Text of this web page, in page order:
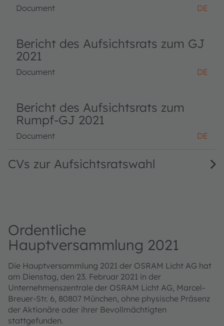
Document DE
Bericht des Aufsichtsrats zum GJ
2021
Document DE
Bericht des Aufsichtsrats zum
Rumpf-GJ 2021
Document DE
CVs zur Aufsichtsratswahl
Ordentliche
Hauptversammlung 2021
Die Hauptversammlung 2021 der OSRAM Licht AG hat
am Dienstag, den 23. Februar 2021 in der
Unternehmenszentrale der OSRAM Licht AG, Marcel-
Breuer-Str. 6, 80807 München, ohne physische Präsenz
der Aktionäre oder ihrer Bevollmächtigten
stattgefunden.